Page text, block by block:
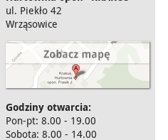
ul. Piekło 42
Wrząsowice
Godziny otwarcia:
Pon-pt: 8.00 - 19.00
Sobota: 8.00 - 14.00